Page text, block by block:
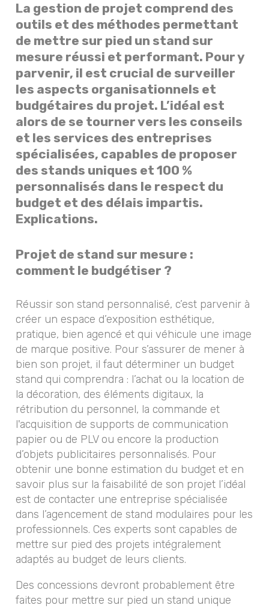
La gestion de projet comprend des
outils et des méthodes permettant
de mettre sur pied un stand sur
mesure réussi et performant. Pour y
parvenir, il est crucial de surveiller
les aspects organisationnels et
budgétaires du projet. L’idéal est
alors de se tourner vers les conseils
et les services des entreprises
spécialisées, capables de proposer
des stands uniques et 100 %
personnalisés dans le respect du
budget et des délais impartis.
Explications.
Projet de stand sur mesure :
comment le budgétiser ?
Réussir son stand personnalisé, c’est parvenir à
créer un espace d’exposition esthétique,
pratique, bien agencé et qui véhicule une image
de marque positive. Pour s’assurer de mener à
bien son projet, il faut déterminer un budget
stand qui comprendra : l’achat ou la location de
la décoration, des éléments digitaux, la
rétribution du personnel, la commande et
l'acquisition de supports de communication
papier ou de PLV ou encore la production
d’objets publicitaires personnalisés. Pour
obtenir une bonne estimation du budget et en
savoir plus sur la faisabilité de son projet l’idéal
est de contacter une entreprise spécialisée
dans l’agencement de stand modulaires pour les
professionnels. Ces experts sont capables de
mettre sur pied des projets intégralement
adaptés au budget de leurs clients.
Des concessions devront probablement être
faites pour mettre sur pied un stand unique